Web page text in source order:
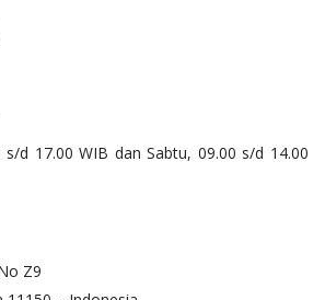
s/d 17.00 WIB dan Sabtu, 09.00 s/d 14.00
Z9